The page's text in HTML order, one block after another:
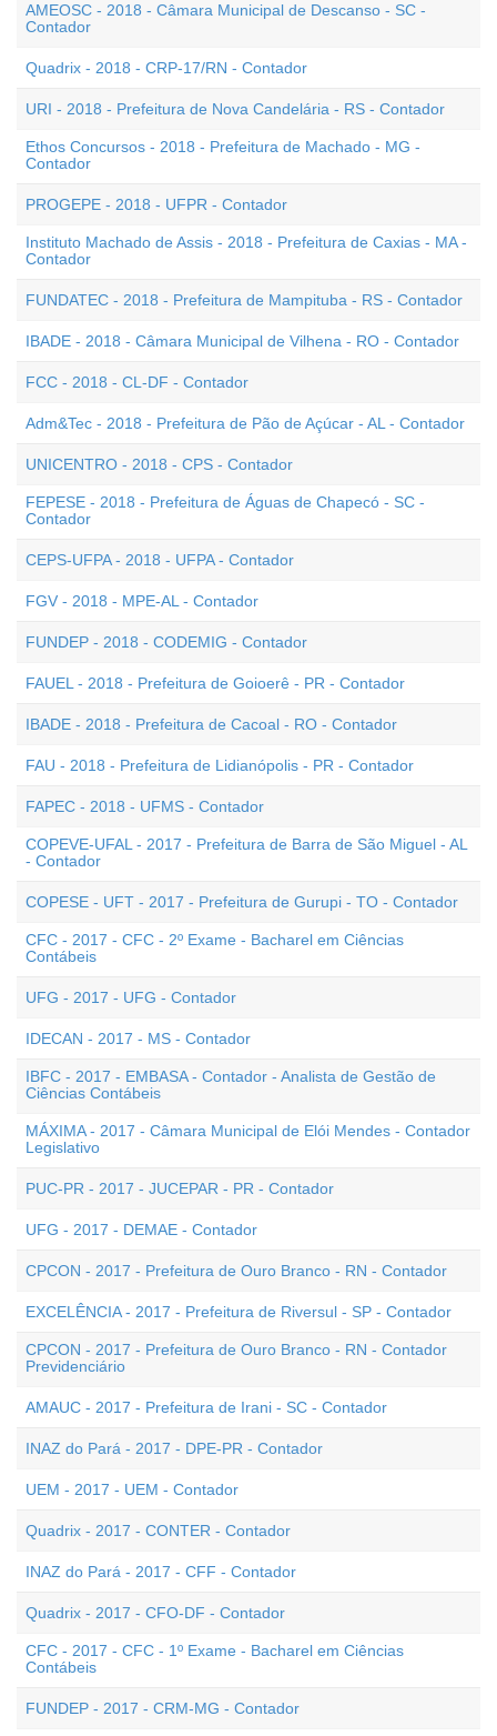
AMEOSC - 2018 - Câmara Municipal de Descanso - SC -
Contador
Quadrix - 2018 - CRP-17/RN - Contador
URI - 2018 - Prefeitura de Nova Candelária - RS - Contador
Ethos Concursos - 2018 - Prefeitura de Machado - MG -
Contador
PROGEPE - 2018 - UFPR - Contador
Instituto Machado de Assis - 2018 - Prefeitura de Caxias - MA -
Contador
FUNDATEC - 2018 - Prefeitura de Mampituba - RS - Contador
IBADE - 2018 - Câmara Municipal de Vilhena - RO - Contador
FCC - 2018 - CL-DF - Contador
Adm&Tec - 2018 - Prefeitura de Pão de Açúcar - AL - Contador
UNICENTRO - 2018 - CPS - Contador
FEPESE - 2018 - Prefeitura de Águas de Chapecó - SC -
Contador
CEPS-UFPA - 2018 - UFPA - Contador
FGV - 2018 - MPE-AL - Contador
FUNDEP - 2018 - CODEMIG - Contador
FAUEL - 2018 - Prefeitura de Goioerê - PR - Contador
IBADE - 2018 - Prefeitura de Cacoal - RO - Contador
FAU - 2018 - Prefeitura de Lidianópolis - PR - Contador
FAPEC - 2018 - UFMS - Contador
COPEVE-UFAL - 2017 - Prefeitura de Barra de São Miguel - AL
- Contador
COPESE - UFT - 2017 - Prefeitura de Gurupi - TO - Contador
CFC - 2017 - CFC - 2º Exame - Bacharel em Ciências
Contábeis
UFG - 2017 - UFG - Contador
IDECAN - 2017 - MS - Contador
IBFC - 2017 - EMBASA - Contador - Analista de Gestão de
Ciências Contábeis
MÁXIMA - 2017 - Câmara Municipal de Elói Mendes - Contador
Legislativo
PUC-PR - 2017 - JUCEPAR - PR - Contador
UFG - 2017 - DEMAE - Contador
CPCON - 2017 - Prefeitura de Ouro Branco - RN - Contador
EXCELÊNCIA - 2017 - Prefeitura de Riversul - SP - Contador
CPCON - 2017 - Prefeitura de Ouro Branco - RN - Contador
Previdenciário
AMAUC - 2017 - Prefeitura de Irani - SC - Contador
INAZ do Pará - 2017 - DPE-PR - Contador
UEM - 2017 - UEM - Contador
Quadrix - 2017 - CONTER - Contador
INAZ do Pará - 2017 - CFF - Contador
Quadrix - 2017 - CFO-DF - Contador
CFC - 2017 - CFC - 1º Exame - Bacharel em Ciências
Contábeis
FUNDEP - 2017 - CRM-MG - Contador